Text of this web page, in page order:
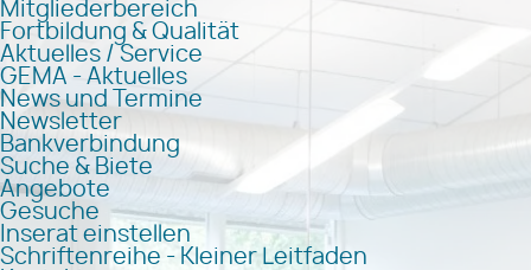
Mitgliederbereich
Fortbildung & Qualität
Aktuelles / Service
GEMA - Aktuelles
News und Termine
Newsletter
Bankverbindung
Suche & Biete
Angebote
Gesuche
Inserat einstellen
Schriftenreihe - Kleiner Leitfaden